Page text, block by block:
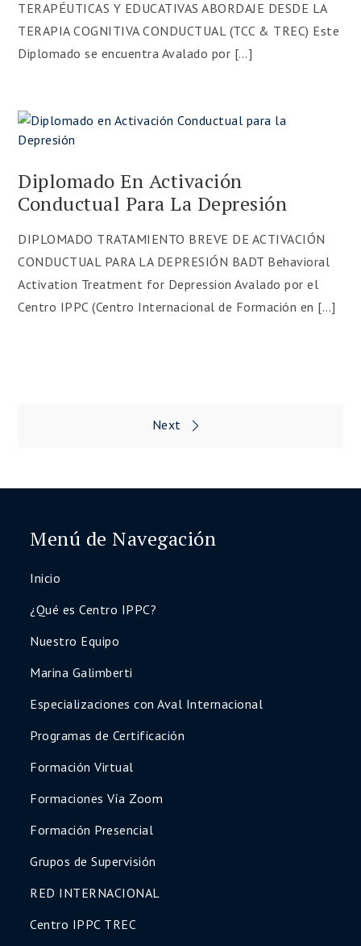
TERAPÉUTICAS Y EDUCATIVAS ABORDAJE DESDE LA
TERAPIA COGNITIVA CONDUCTUAL (TCC & TREC) Este
Diplomado se encuentra Avalado por […]
Diplomado En Activación
Conductual Para La Depresión
DIPLOMADO TRATAMIENTO BREVE DE ACTIVACIÓN
CONDUCTUAL PARA LA DEPRESIÓN BADT Behavioral
Activation Treatment for Depression Avalado por el
Centro IPPC (Centro Internacional de Formación en […]
Navegación
de
Next
Menú de Navegación
Inicio
¿Qué es Centro IPPC?
Nuestro Equipo
Marina Galimberti
Especializaciones con Aval Internacional
Programas de Certificación
Formación Virtual
Formaciones Vía Zoom
Formación Presencial
Grupos de Supervisión
RED INTERNACIONAL
Centro IPPC TREC
Fundamentos Teóricos y Abordaje
Cognitivo-Conductual
3️⃣Diplomado en Selección de Personal y
Evaluación Psicolaboral
con materiales actualizados y certificados
profesionales al finalizar.
👉
desarrollo profesional
👉 ¡Quiero inscribirme